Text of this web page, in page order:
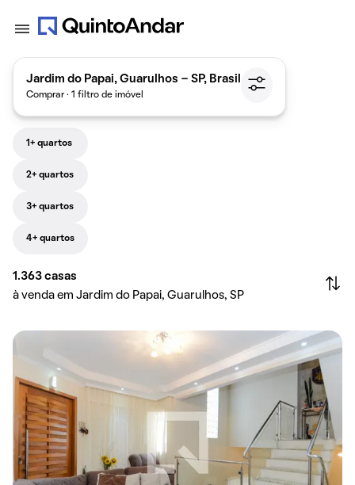
Jardim do Papai, Guarulhos - SP, Brasil
Comprar · 1 filtro de imóvel
1+ quartos
2+ quartos
3+ quartos
4+ quartos
1.363 casas
à venda em Jardim do Papai, Guarulhos, SP